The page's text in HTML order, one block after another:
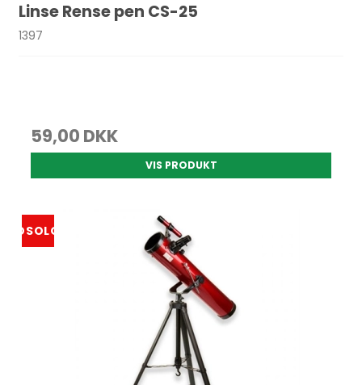
Linse Rense pen CS-25
1397
59,00 DKK
VIS PRODUKT
UDSOLGT